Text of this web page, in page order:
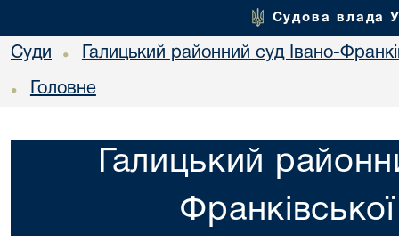
Судова влада
Суди • Галицький районний суд Івано-
• Головне
Галицький